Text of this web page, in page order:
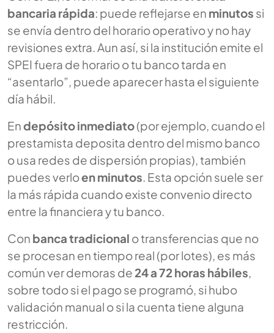
bancaria rápida: puede reflejarse en minutos si
se envía dentro del horario operativo y no hay
revisiones extra. Aun así, si la institución emite el
SPEI fuera de horario o tu banco tarda en
“asentarlo”, puede aparecer hasta el siguiente
día hábil.
Endepósito inmediato(por ejemplo, cuando el
prestamista deposita dentro del mismo banco
o usa redes de dispersión propias), también
puedes verloen minutos. Esta opción suele ser
la más rápida cuando existe convenio directo
entre la financiera y tu banco.
Con banca tradicional o transferencias que no
se procesan en tiempo real (por lotes), es más
común ver demoras de 24 a 72 horas hábiles,
sobre todo si el pago se programó, si hubo
validación manual o si la cuenta tiene alguna
restricción.